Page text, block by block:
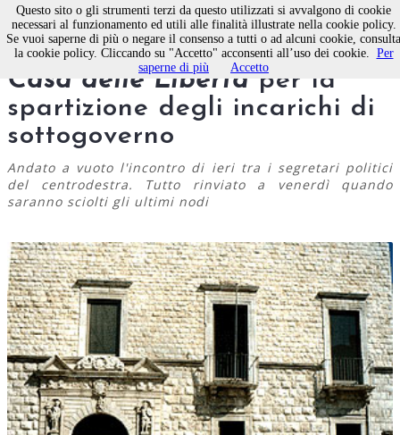
Molfetta, fumata grigia nella
Casa delle Libertàper la
spartizione degli incarichi di
sottogoverno
Andato a vuoto l'incontro di ieri tra i segretari politici
del centrodestra. Tutto rinviato a venerdì quando
saranno sciolti gli ultimi nodi
Questo sito o gli strumenti terzi da questo utilizzati si avvalgono di cookie
necessari al funzionamento ed utili alle finalità illustrate nella cookie policy.
Se vuoi saperne di più o negare il consenso a tutti o ad alcuni cookie, consulta
la cookie policy. Cliccando su "Accetto" acconsenti all’uso dei cookie. Per
saperne di più
Accetto